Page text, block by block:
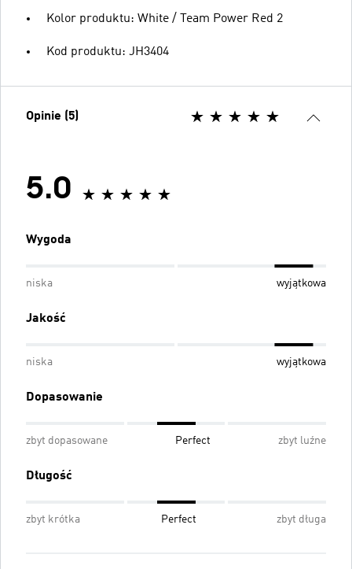
Kolor produktu: White / Team Power Red 2
Kod produktu: JH3404
Opinie (5)
5.0
Wygoda
niska wyjątkowa
Jakość
niska wyjątkowa
Dopasowanie
zbyt dopasowane Perfect zbyt luźne
Długość
zbyt krótka Perfect zbyt długa